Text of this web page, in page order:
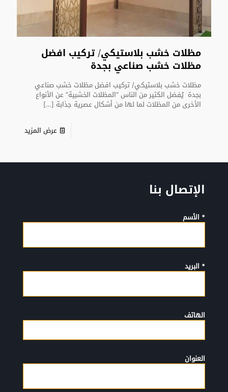
مظلات خشب بلاستيكي/ تركيب افضل
مظلات خشب صناعي بجدة
مظلات خشب بلاستيكي/ تركيب افضل مظلات خشب صناعي
بجدة يُفضل الكثير من الناس “المظلات الخشبية” عن الأنواع
الأخرى من المظلات لما لها من أشكال عصرية جذابة […]
عرض المزيد
الإتصال بنا
* الأسم
* البريد
الهاتف
العنوان